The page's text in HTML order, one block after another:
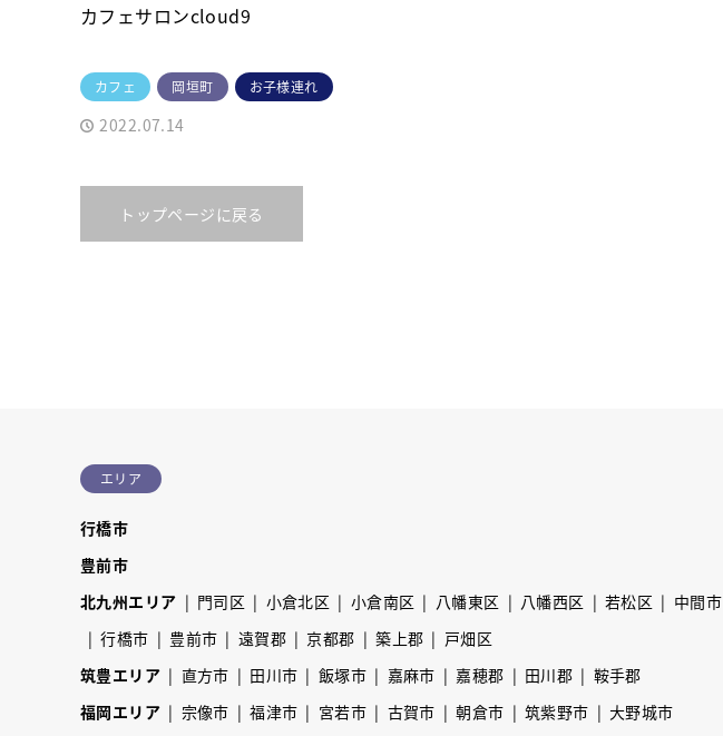
カフェサロンcloud9
カフェ 岡垣町 お子様連れ
2022.07.14
トップページに戻る
エリア
行橋市
豊前市
北九州エリア
門司区 小倉北区 小倉南区 八幡東区 八幡西区 若松区
中間市
行橋市
豊前市 遠賀郡 京都郡 築上郡
戸畑区
筑豊エリア
直方市 田川市 飯塚市 嘉麻市 嘉穂郡 田川郡
鞍手郡
福岡エリア
宗像市 福津市 宮若市 古賀市 朝倉市 筑紫野市
大野城市